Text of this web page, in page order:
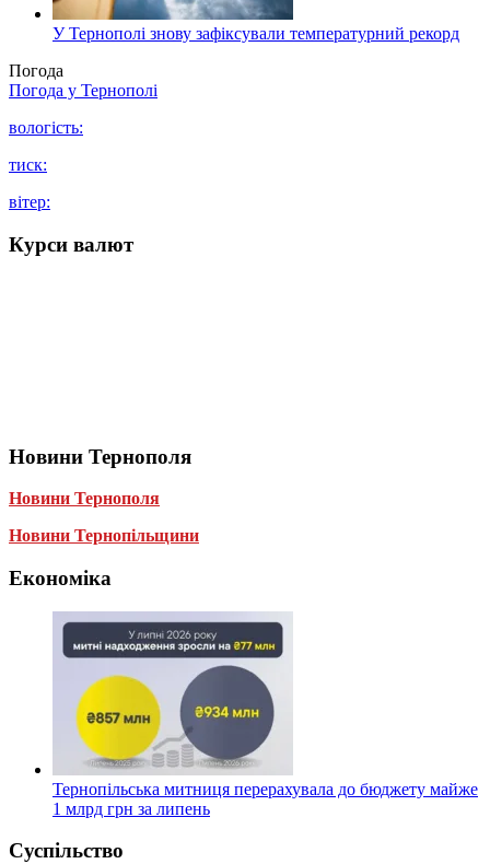
У Тернополі знову зафіксували температурний рекорд
Погода
Погода у Тернополі
вологість:
тиск:
вітер:
Курси валют
Новини Тернополя
Новини Тернополя
Новини Тернопільщини
Економіка
Тернопільська митниця перерахувала до бюджету майже
1 млрд грн за липень
Суспільство